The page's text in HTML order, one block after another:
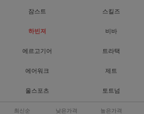
잠스트 스킬즈
하빈져 비바
에르고기어 트라택
에어워크 제트
울스포츠 토트넘
최신순 낮은가격 높은가격